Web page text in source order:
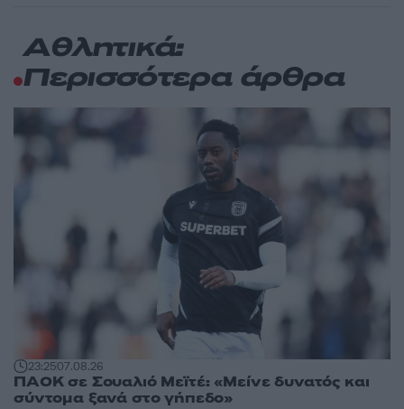
Αθλητικά:
Περισσότερα άρθρα
23:2507.08.26
ΠΑΟΚ σε Σουαλιό Μεϊτέ: «Μείνε δυνατός και
σύντομα ξανά στο γήπεδο»